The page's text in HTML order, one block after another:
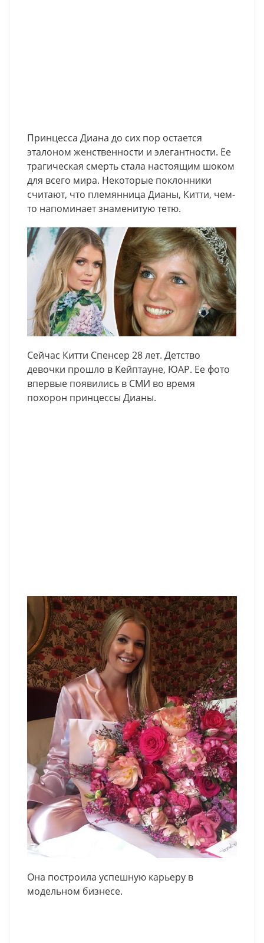
Принцесса Диана до сих пор остается
эталоном женственности и элегантности. Ее
трагическая смерть стала настоящим шоком
для всего мира. Некоторые поклонники
считают, что племянница Дианы, Китти, чем-
то напоминает знаменитую тетю.
Сейчас Китти Спенсер 28 лет. Детство
девочки прошло в Кейптауне, ЮАР. Ее фото
впервые появились в СМИ во время
похорон принцессы Дианы.
Она построила успешную карьеру в
модельном бизнесе.